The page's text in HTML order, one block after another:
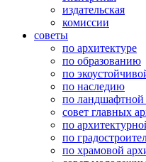
издательская
комиссии
советы
по архитектуре
по образованию
по
по наследию
по ландшафтной
совет главных
по
по
по храмовой